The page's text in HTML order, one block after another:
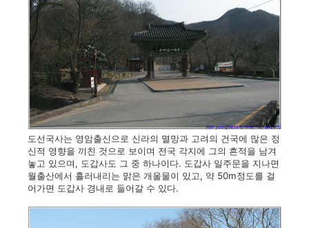
도선국사는 영암출신으로 신라의 멸망과 고려의 건국에 많은 정
신적 영향을 끼친 것으로 보이며 전국 각지에 그의 흔적을 남겨
놓고 있으며, 도갑사도 그 중 하나이다. 도갑사 일주문을 지나면
월출산에서 흘러내리는 맑은 개울물이 있고, 약 50m정도를 걸
어가면 도갑사 경내로 들어갈 수 있다.